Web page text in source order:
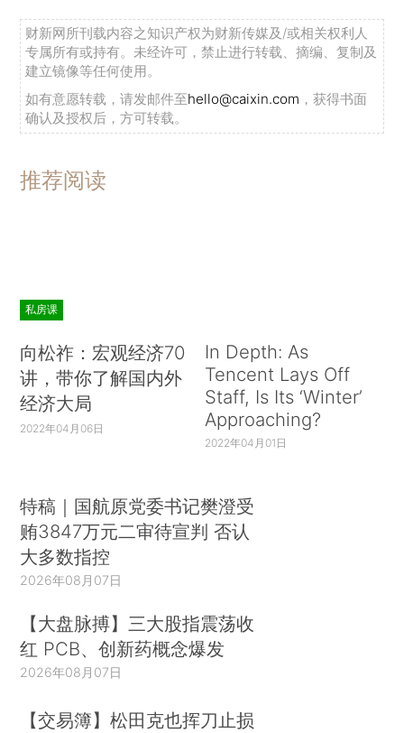
财新网所刊载内容之知识产权为财新传媒及/或相关权利人
专属所有或持有。未经许可，禁止进行转载、摘编、复制及
建立镜像等任何使用。
如有意愿转载，请发邮件至hello@caixin.com ，获得书面
确认及授权后，方可转载。
推荐阅读
私房课
向松祚：宏观经济70
讲，带你了解国内外
经济大局
2022年04月06日
In Depth: As
Tencent Lays Off
Staff, Is Its ‘Winter’
Approaching?
2022年04月01日
特稿｜国航原党委书记樊澄受
贿3847万元二审待宣判 否认
大多数指控
2026年08月07日
【大盘脉搏】三大股指震荡收
红 PCB、创新药概念爆发
2026年08月07日
【交易簿】松田克也挥刀止损